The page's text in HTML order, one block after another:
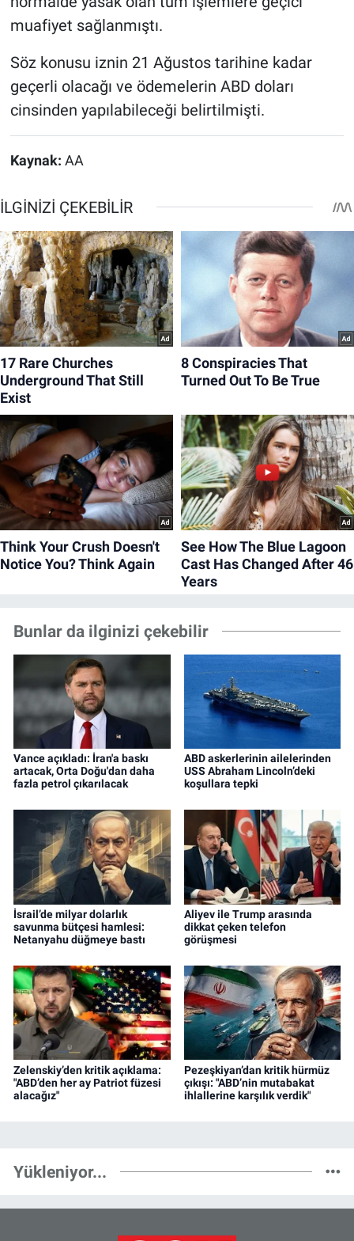
muafiyet sağlanmıştı.
Söz konusu iznin 21 Ağustos tarihine kadar
geçerli olacağı ve ödemelerin ABD doları
cinsinden yapılabileceği belirtilmişti.
Kaynak: AA
Bunlar da ilginizi çekebilir
Vance açıkladı: İran'a baskı
artacak, Orta Doğu'dan daha
fazla petrol çıkarılacak
ABD askerlerinin ailelerinden
USS Abraham Lincoln’deki
koşullara tepki
İsrail’de milyar dolarlık
savunma bütçesi hamlesi:
Netanyahu düğmeye bastı
Aliyev ile Trump arasında
dikkat çeken telefon
görüşmesi
Zelenskiy’den kritik açıklama:
"ABD’den her ay Patriot füzesi
alacağız"
Pezeşkiyan’dan kritik hürmüz
çıkışı: "ABD’nin mutabakat
ihlallerine karşılık verdik"
Yükleniyor...